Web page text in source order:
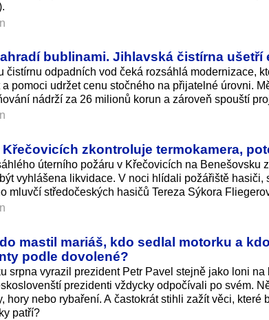
bublinami. Jihlavská čistírna
čistírnu odpadních vod čeká rozsáhlá modernizace,
a pomoci udržet cenu stočného na přijatelné úrovni.
nádrží za 26 milionů korun a zároveň spouští
Křečovicích zkontroluje termokamera,
úterního požáru v Křečovicích na Benešovsku
vyhlášena likvidace. V noci hlídali požářiště
mluvčí středočeských hasičů Tereza Sýkora
mastil mariáš, kdo sedlal motorku a
podle dovolené?
srpna vyrazil prezident Petr Pavel stejně jako loni
prezidenti vždycky odpočívali po svém.
hory nebo rybaření. A častokrát stihli zažít věci,
patří?